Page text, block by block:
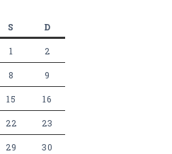
S D
1 2
8 9
15 16
22 23
29 30